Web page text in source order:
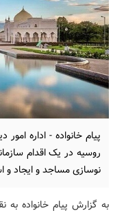
پیام خانواده - اداره
روسیه در یک اقدام
نوسازی مساجد و ایجاد و
به گزارش پیام خانواده